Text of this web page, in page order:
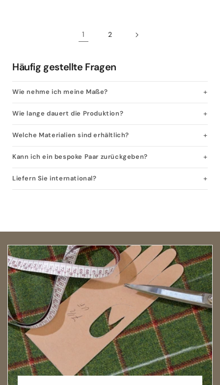
1 2
Häufig gestellte Fragen
Wie nehme ich meine Maße?
Wie lange dauert die Produktion?
Welche Materialien sind erhältlich?
Kann ich ein bespoke Paar zurückgeben?
Liefern Sie international?